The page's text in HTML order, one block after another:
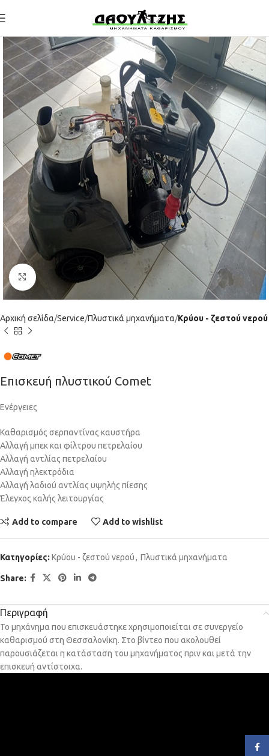
Click to enlarge
Αρχική σελίδα Service Πλυστικά μηχανήματα Κρύου - ζεστού νερού
Επισκευή πλυστικού Comet
Ενέργειες
Καθαρισμός σερπαντίνας καυστήρα
Αλλαγή μπεκ και φίλτρου πετρελαίου
Αλλαγή αντλίας πετρελαίου
Αλλαγή ηλεκτρόδια
Αλλαγή λαδιού αντλίας υψηλής πίεσης
Έλεγχος καλής λειτουργίας
Add to compare Add to wishlist
Κατηγορίες: Κρύου - ζεστού νερού, Πλυστικά μηχανήματα
Share:
Περιγραφή
Το μηχάνημα που επισκευάστηκε χρησιμοποιείται σε συνεργείο
καθαρισμού στη Θεσσαλονίκη. Στο βίντεο που ακολουθεί
παρουσιάζεται η κατάσταση του μηχανήματος πριν και μετά την
επισκευή αντίστοιχα.